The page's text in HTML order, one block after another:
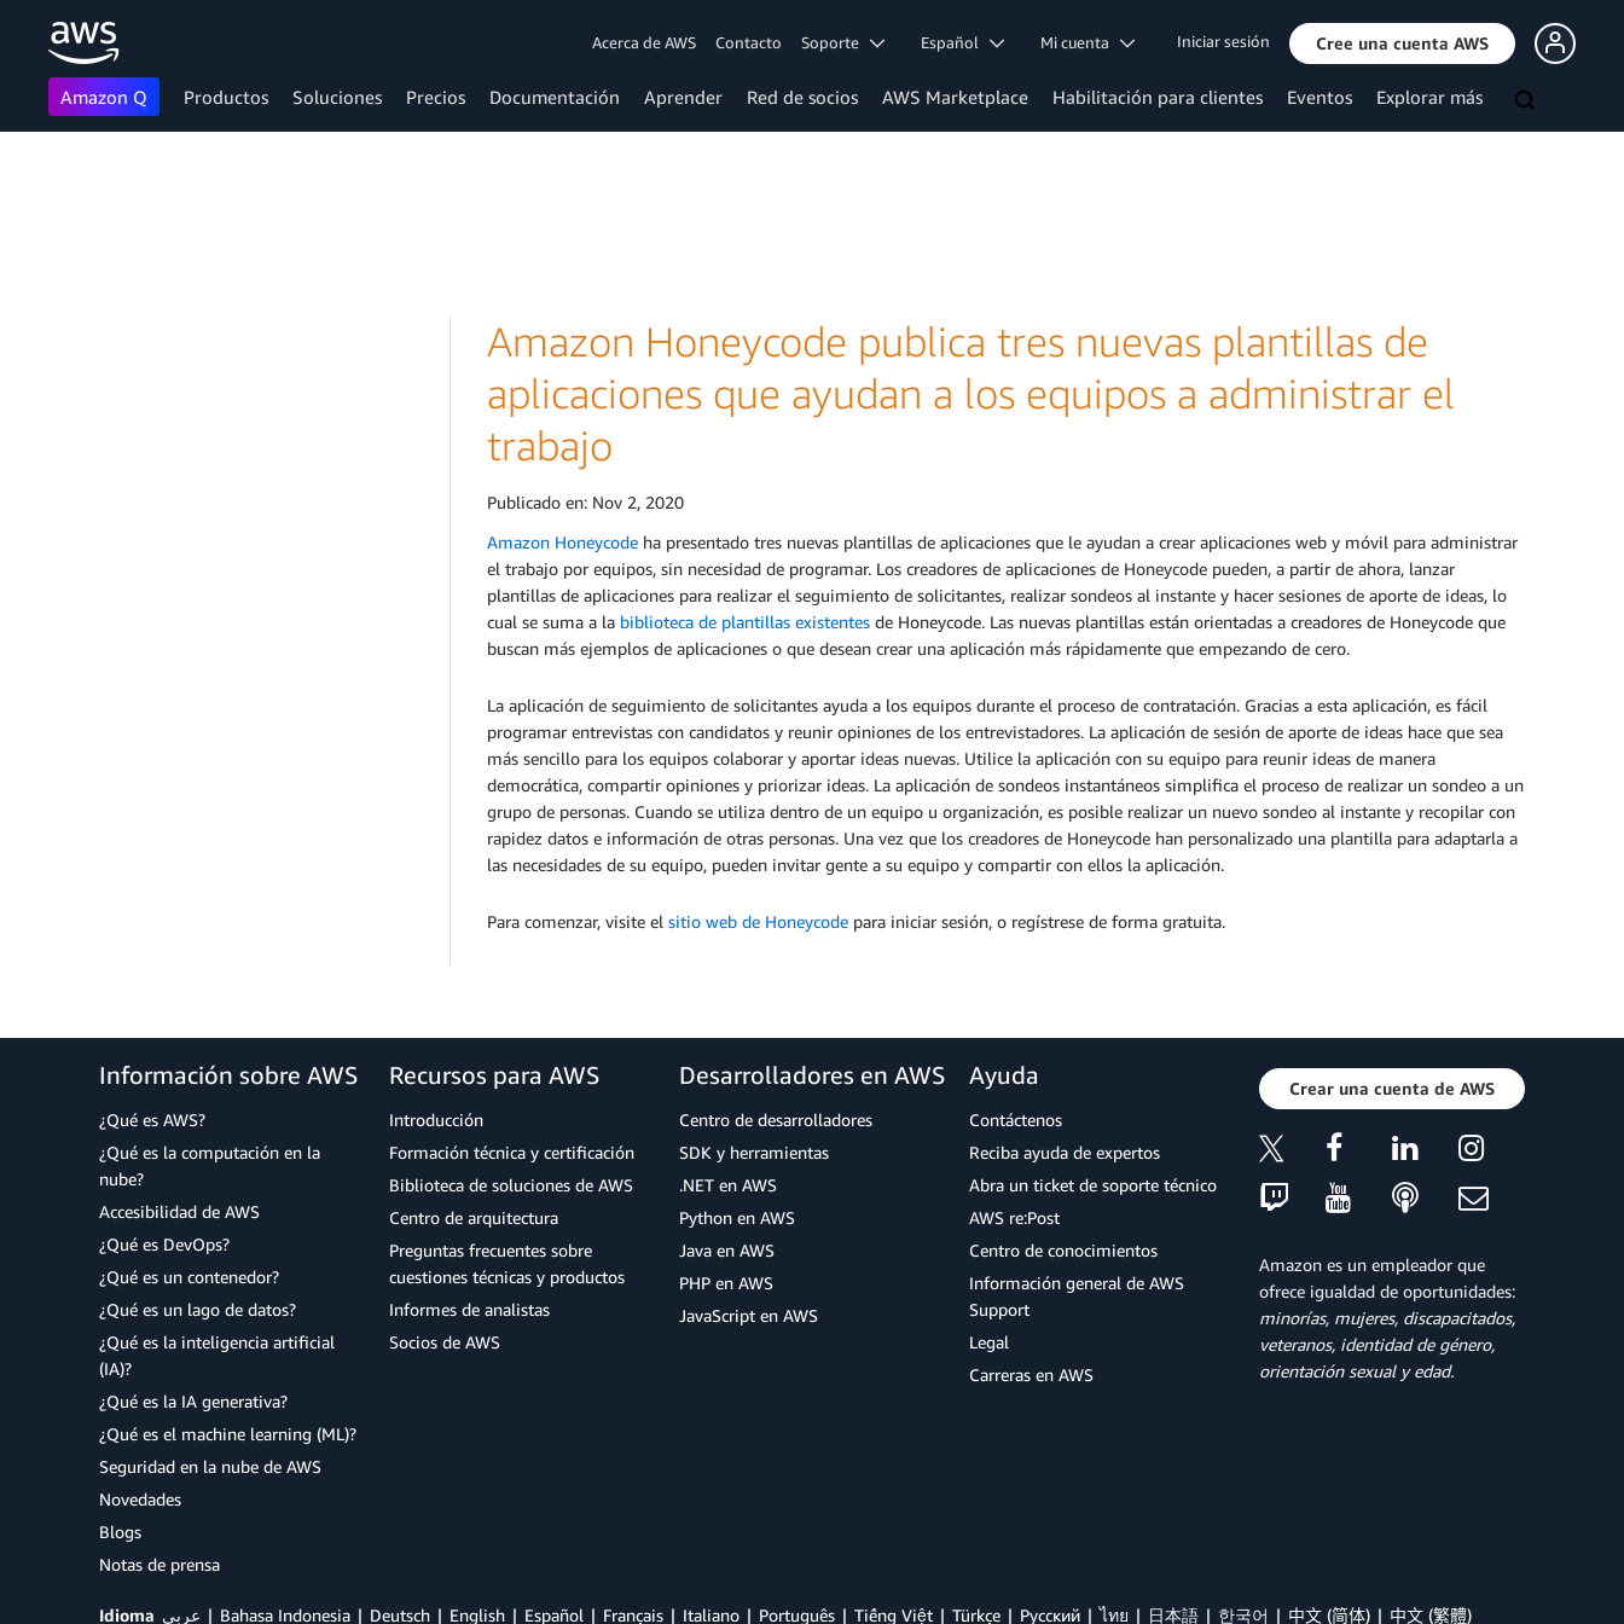
Acerca de AWS Contacto Soporte Español Mi cuenta Iniciar sesión Cree una cuenta AWS
Amazon Q Productos Soluciones Precios Documentación Aprender Red de socios AWS Marketplace Habilitación para clientes Eventos Explorar más
Amazon Honeycode publica tres nuevas plantillas de
aplicaciones que ayudan a los equipos a administrar el
trabajo
Publicado en: Nov 2, 2020
Amazon Honeycode ha presentado tres nuevas plantillas de aplicaciones que le ayudan a crear aplicaciones web y móvil para administrar
el trabajo por equipos, sin necesidad de programar. Los creadores de aplicaciones de Honeycode pueden, a partir de ahora, lanzar
plantillas de aplicaciones para realizar el seguimiento de solicitantes, realizar sondeos al instante y hacer sesiones de aporte de ideas, lo
cual se suma a la biblioteca de plantillas existentes de Honeycode. Las nuevas plantillas están orientadas a creadores de Honeycode que
buscan más ejemplos de aplicaciones o que desean crear una aplicación más rápidamente que empezando de cero.
La aplicación de seguimiento de solicitantes ayuda a los equipos durante el proceso de contratación. Gracias a esta aplicación, es fácil
programar entrevistas con candidatos y reunir opiniones de los entrevistadores. La aplicación de sesión de aporte de ideas hace que sea
más sencillo para los equipos colaborar y aportar ideas nuevas. Utilice la aplicación con su equipo para reunir ideas de manera
democrática, compartir opiniones y priorizar ideas. La aplicación de sondeos instantáneos simplifica el proceso de realizar un sondeo a un
grupo de personas. Cuando se utiliza dentro de un equipo u organización, es posible realizar un nuevo sondeo al instante y recopilar con
rapidez datos e información de otras personas. Una vez que los creadores de Honeycode han personalizado una plantilla para adaptarla a
las necesidades de su equipo, pueden invitar gente a su equipo y compartir con ellos la aplicación.
Para comenzar, visite el sitio web de Honeycode para iniciar sesión, o regístrese de forma gratuita.
Información sobre AWS
¿Qué es AWS?
¿Qué es la computación en la
nube?
Accesibilidad de AWS
¿Qué es DevOps?
¿Qué es un contenedor?
¿Qué es un lago de datos?
¿Qué es la inteligencia artificial
(IA)?
¿Qué es la IA generativa?
¿Qué es el machine learning (ML)?
Seguridad en la nube de AWS
Novedades
Blogs
Notas de prensa
Recursos para AWS
Introducción
Formación técnica y certificación
Biblioteca de soluciones de AWS
Centro de arquitectura
Preguntas frecuentes sobre
cuestiones técnicas y productos
Informes de analistas
Socios de AWS
Desarrolladores en AWS
Centro de desarrolladores
SDK y herramientas
.NET en AWS
Python en AWS
Java en AWS
PHP en AWS
JavaScript en AWS
Ayuda
Contáctenos
Reciba ayuda de expertos
Abra un ticket de soporte técnico
AWS re:Post
Centro de conocimientos
Información general de AWS
Support
Legal
Carreras en AWS
Crear una cuenta de AWS
Amazon es un empleador que
ofrece igualdad de oportunidades:
minorías, mujeres, discapacitados,
veteranos, identidad de género,
orientación sexual y edad.
Idioma عربي Bahasa Indonesia Deutsch English Español Français Italiano Português Tiếng Việt Türkçe Ρусский ไทย 日本語 한국어 中文 (简体) 中文 (繁體)